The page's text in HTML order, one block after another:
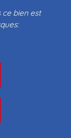
ce bien est